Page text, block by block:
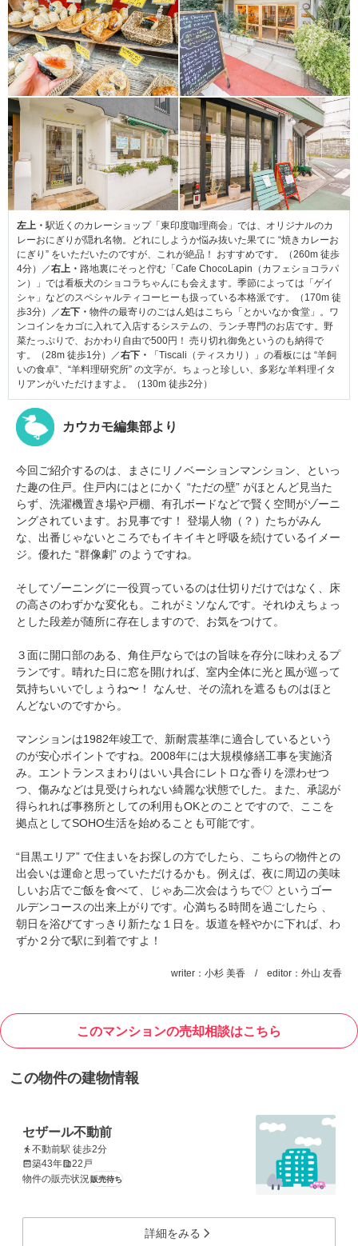
左上・駅近くのカレーショップ「東印度咖理商会」では、オリジナルのカ
レーおにぎりが隠れ名物。どれにしようか悩み抜いた果てに “焼きカレーお
にぎり” をいただいたのですが、これが絶品！ おすすめです。（260m 徒歩
4分）／右上・ 路地裏にそっと佇む「Cafe ChocoLapin（カフェショコラパ
ン）」では看板犬のショコラちゃんにも会えます。季節によっては「ゲイ
シャ」などのスペシャルティコーヒーも扱っている本格派です。（170m 徒
歩3分）／左下・ 物件の最寄りのごはん処はこちら「とかいなか食堂」。ワ
ンコインをカゴに入れて入店するシステムの、ランチ専門のお店です。野
菜たっぷりで、おかわり自由で500円！ 売り切れ御免というのも納得で
す。（28m 徒歩1分）／右下・
「Tiscali（ティスカリ）」の看板には “羊飼
いの食卓”、“羊料理研究所” の文字が。ちょっと珍しい、多彩な羊料理イタ
リアンがいただけますよ。（130m 徒歩2分）
カウカモ編集部より
今回ご紹介するのは、まさにリノベーションマンション、といっ
た趣の住戸。住戸内にはとにかく “ただの壁” がほとんど見当た
らず、洗濯機置き場や戸棚、有孔ボードなどで賢く空間がゾーニ
ングされています。お見事です！ 登場人物（？）たちがみん
な、出番じゃないところでもイキイキと呼吸を続けているイメー
ジ。優れた “群像劇” のようですね。
そしてゾーニングに一役買っているのは仕切りだけではなく、床
の高さのわずかな変化も。これがミソなんです。それゆえちょっ
とした段差が随所に存在しますので、お気をつけて。
３面に開口部のある、角住戸ならではの旨味を存分に味わえるプ
ランです。晴れた日に窓を開ければ、室内全体に光と風が巡って
気持ちいいでしょうね〜！ なんせ、その流れを遮るものはほと
んどないのですから。
マンションは1982年竣工で、新耐震基準に適合しているという
のが安心ポイントですね。2008年には大規模修繕工事を実施済
み。エントランスまわりはいい具合にレトロな香りを漂わせつ
つ、傷みなどは見受けられない綺麗な状態でした。また、承認が
得られれば事務所としての利用もOKとのことですので、ここを
拠点としてSOHO生活を始めることも可能です。
“目黒エリア” で住まいをお探しの方でしたら、こちらの物件との
出会いは運命と思っていただけるかも。例えば、夜に周辺の美味
しいお店でご飯を食べて、じゃあ二次会はうちで♡ というゴー
ルデンコースの出来上がりです。心満ちる時間を過ごしたら 、
朝日を浴びてすっきり新たな１日を。坂道を軽やかに下れば、わ
ずか２分で駅に到着ですよ！
writer：小杉 美香 / editor：外山 友香
このマンションの売却相談はこちら
この物件の建物情報
セザール不動前
不動前駅 徒歩2分
築43年
22戸
物件の販売状況販売待ち
詳細をみる